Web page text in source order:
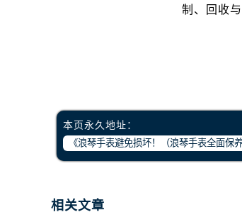
黑龙江省大庆市萨尔
黑龙江省黑河市爱辉
黑龙江省鸡西市鸡冠
黑龙江省牡丹江市东
黑龙江省齐齐哈尔市
本页永久地址：
相关文章